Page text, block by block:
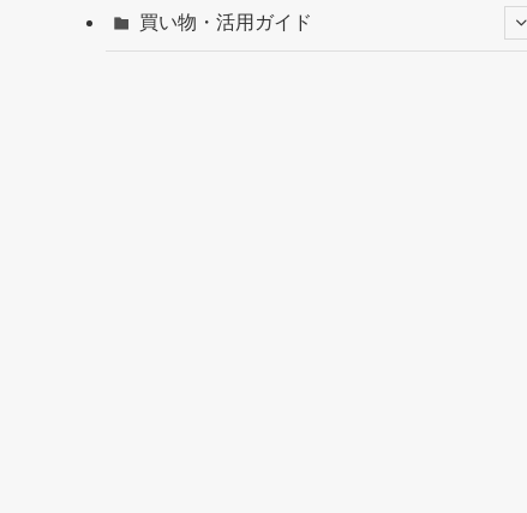
買い物・活用ガイド